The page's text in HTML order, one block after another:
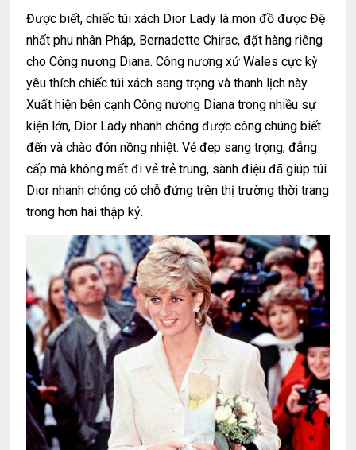
Được biết, chiếc túi xách Dior Lady là món đồ được Đệ
nhất phu nhân Pháp, Bernadette Chirac, đặt hàng riêng
cho Công nương Diana. Công nương xứ Wales cực kỳ
yêu thích chiếc túi xách sang trọng và thanh lịch này.
Xuất hiện bên cạnh Công nương Diana trong nhiều sự
kiện lớn, Dior Lady nhanh chóng được công chúng biết
đến và chào đón nồng nhiệt. Vẻ đẹp sang trọng, đẳng
cấp mà không mất đi vẻ trẻ trung, sành điệu đã giúp túi
Dior nhanh chóng có chỗ đứng trên thị trường thời trang
trong hơn hai thập kỷ.